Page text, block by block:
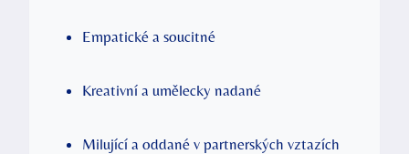
Empatické a soucitné
Kreativní a umělecky nadané
Milující a oddané v partnerských vztazích